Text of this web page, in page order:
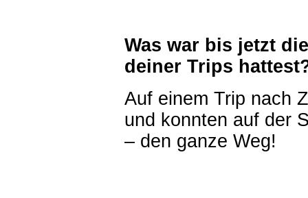
Was war bis jetzt
deiner Trips
Auf einem Trip nach
und konnten auf der
– den ganze Weg!